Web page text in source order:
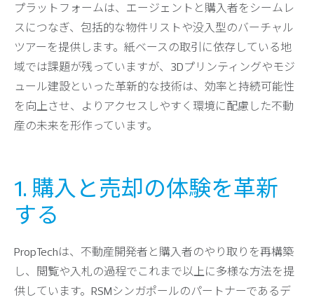
プラットフォームは、エージェントと購入者をシームレ
スにつなぎ、包括的な物件リストや没入型のバーチャル
ツアーを提供します。紙ベースの取引に依存している地
域では課題が残っていますが、3Dプリンティングやモジ
ュール建設といった革新的な技術は、効率と持続可能性
を向上させ、よりアクセスしやすく環境に配慮した不動
産の未来を形作っています。
1. 購入と売却の体験を革新
する
PropTechは、不動産開発者と購入者のやり取りを再構築
し、閲覧や入札の過程でこれまで以上に多様な方法を提
供しています。RSMシンガポールのパートナーであるデ